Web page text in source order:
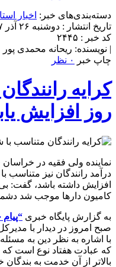
دسته‌بندی‌های خبر: اخبار
تاریخ انتشار : دوشنبه ۲۶ آذر ۱۳۹۷ - ۱۱:۰۲
کد خبر : ۲۴۴۵
| نویسنده: ریحانه محمدی پور
چاپ خبر
۰ نظر
کرایه
روز افزایش
نماینده ولی فقیه در خراسان
درآمد رانندگان نیز متناسب
افزایش داشته باشد،
کامیون دارها موجب شد
به گزارش پایگاه خبری
صبح امروز در دیدار با
با اشاره به نظر دین به
که عبادت هفتاد نوع است
بالاتر از آن خدمت به